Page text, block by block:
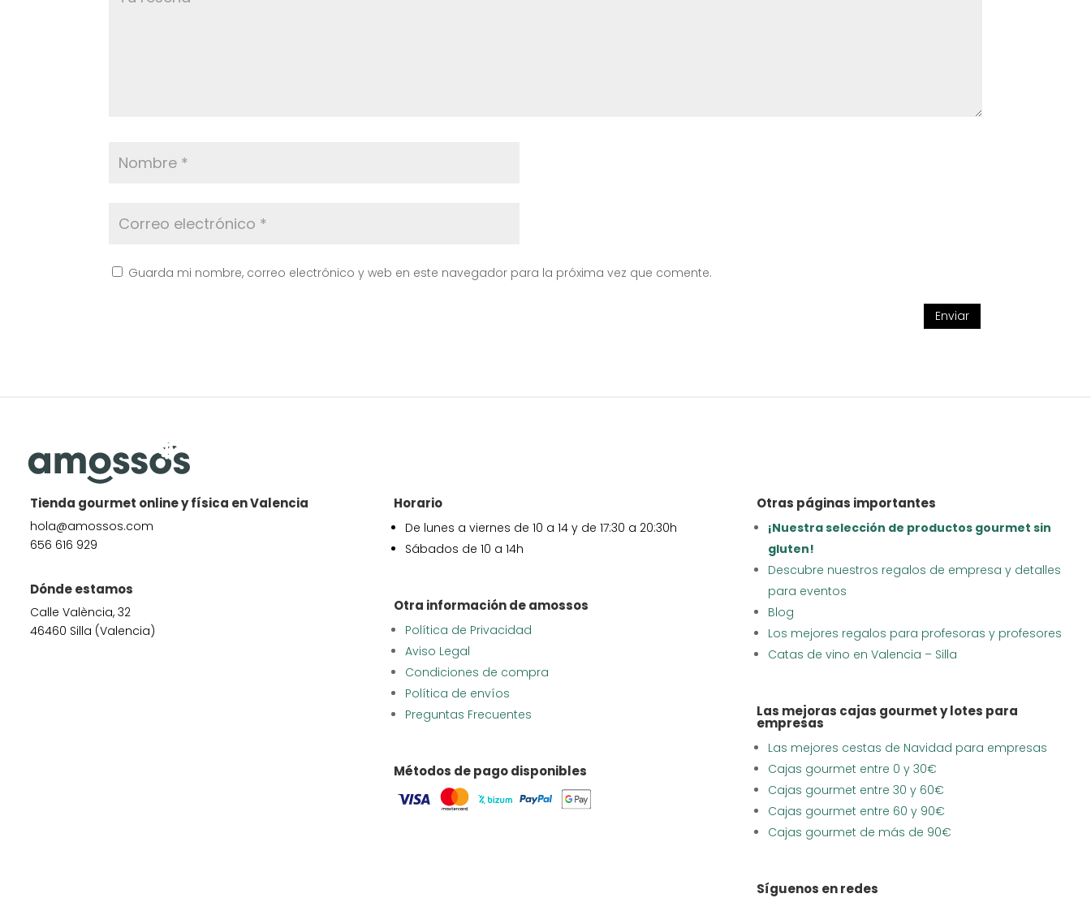
Guarda mi nombre, correo electrónico y web en este navegador para la próxima vez que comente.
Enviar
Tienda gourmet online y física en Valencia
hola@amossos.com
656 616 929
Dónde estamos
Calle València, 32
46460 Silla (Valencia)
Horario
De lunes a viernes de 10 a 14 y de 17:30 a 20:30h
Sábados de 10 a 14h
Otra información de amossos
Política de Privacidad
Aviso Legal
Condiciones de compra
Política de envíos
Preguntas Frecuentes
Métodos de pago disponibles
Otras páginas importantes
¡Nuestra selección de productos gourmet sin
gluten!
Descubre nuestros regalos de empresa y detalles
para eventos
Blog
Los mejores regalos para profesoras y profesores
Catas de vino en Valencia – Silla
Las mejoras cajas gourmet y lotes para
empresas
Las mejores cestas de Navidad para empresas
Cajas gourmet entre 0 y 30€
Cajas gourmet entre 30 y 60€
Cajas gourmet entre 60 y 90€
Cajas gourmet de más de 90€
Síguenos en redes